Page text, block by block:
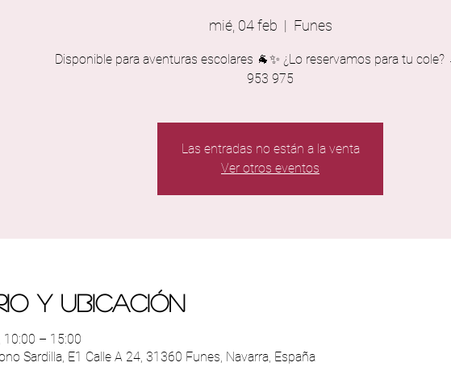
mié, 04 feb
  |
Funes
Disponible para aventuras escolares 🐐✨ ¿Lo reservamos para tu
953 975
Las entradas no están a la venta
Ver otros eventos
y ubicación
10:00 – 15:00
Sardilla, E1 Calle A 24, 31360 Funes, Navarra, España